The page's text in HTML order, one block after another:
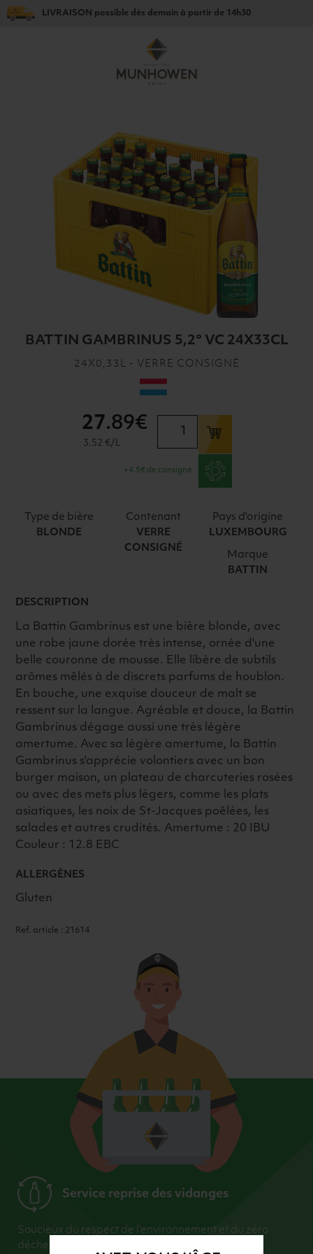
LIVRAISON possible dès demain à partir de 14h30
BATTIN GAMBRINUS 5,2° VC 24X33CL
24X0,33L - VERRE CONSIGNÉ
BATTIN
GAMBRINUS
24X33CL
27.89€
3.52 €/L
+4.5€ de consigne
Type de bière
BLONDE
Contenant
VERRE
CONSIGNÉ
Pays d'origine
LUXEMBOURG
Marque
BATTIN
DESCRIPTION
La Battin Gambrinus est une bière blonde, avec
une robe jaune dorée très intense, ornée d'une
belle couronne de mousse. Elle libère de subtils
arômes mêlés à de discrets parfums de houblon.
En bouche, une exquise douceur de malt se
ressent sur la langue. Agréable et douce, la Battin
Gambrinus dégage aussi une très légère
amertume. Avec sa légère amertume, la Battin
Gambrinus s'apprécie volontiers avec un bon
burger maison, un plateau de charcuteries rosées
ou avec des mets plus légers, comme les plats
asiatiques, les noix de St-Jacques poêlées, les
salades et autres crudités. Amertume : 20 IBU
Couleur : 12.8 EBC
ALLERGÈNES
Gluten
Ref. article : 21614
Service reprise des vidanges
Soucieux du respect de l’environnement et du zéro
déchet, nous encourageons l’utilisation du verre